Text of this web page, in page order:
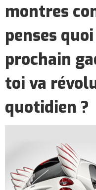
montres
penses
prochain
toi va
quotidien ?